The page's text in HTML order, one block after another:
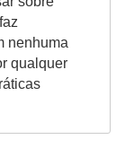
nenhuma
qualquer